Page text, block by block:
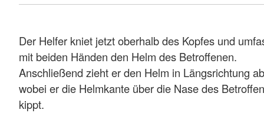
Der Helfer kniet jetzt oberhalb des Kopfes und
mit beiden Händen den Helm des Betroffenen.
Anschließend zieht er den Helm in Längsrichtung
wobei er die Helmkante über die Nase des
kippt.